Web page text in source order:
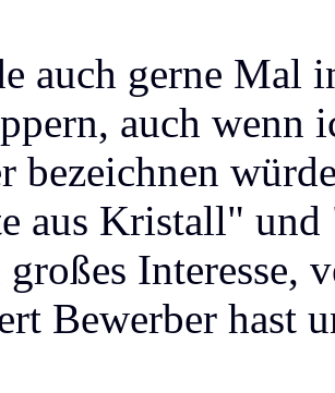
auch gerne Mal
auch wenn
bezeichnen
aus Kristall"
Interesse,
Bewerber hast